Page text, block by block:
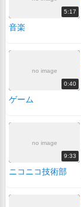
5:17
音楽
no image
0:40
ゲーム
no image
9:33
ニコニコ技術部